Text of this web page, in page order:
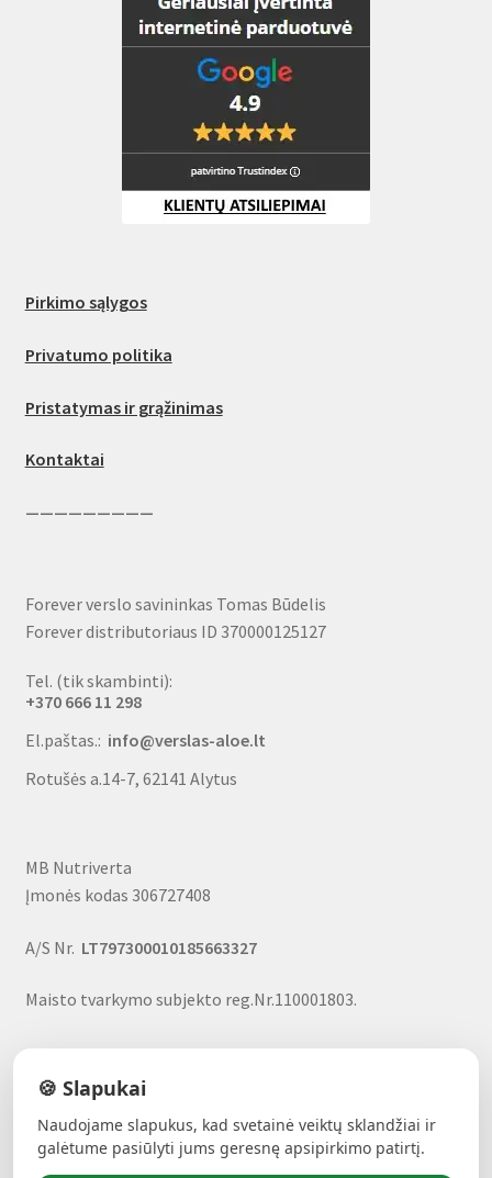
Pirkimo sąlygos
Privatumo politika
Pristatymas ir grąžinimas
Kontaktai
—————————
Forever verslo savininkas Tomas Būdelis
Forever distributoriaus ID 370000125127
Tel. (tik skambinti):
+370 666 11 298
El.paštas.: info@verslas-aloe.lt
Rotušės a.14-7, 62141 Alytus
MB Nutriverta
Įmonės kodas 306727408
A/S Nr. LT797300010185663327
Maisto tvarkymo subjekto reg.Nr.110001803.
ALAVIJŲ GALIA!- Forever produktai, nuolaidos, uždarbio
galimybė
🍪 Slapukai
Naudojame slapukus, kad svetainė veiktų sklandžiai ir
galėtume pasiūlyti jums geresnę apsipirkimo patirtį.